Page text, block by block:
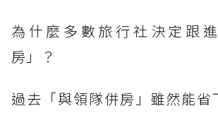
為什麼多數旅行社決定跟
房」？
過去「與領隊併房」雖然能省